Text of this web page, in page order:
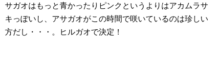
サガオはもっと青かったりピンクというよりはアカムラサ
キっぽいし、アサガオがこの時間で咲いているのは珍しい
方だし・・・。ヒルガオで決定！